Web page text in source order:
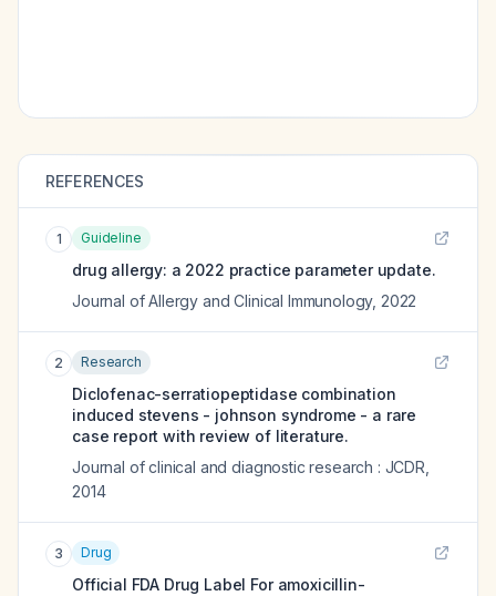
REFERENCES
1 Guideline
drug allergy: a 2022 practice parameter update.
Journal of Allergy and Clinical Immunology, 2022
2 Research
Diclofenac-serratiopeptidase combination
induced stevens - johnson syndrome - a rare
case report with review of literature.
Journal of clinical and diagnostic research : JCDR
2014
3 Drug
Official FDA Drug Label For amoxicillin-